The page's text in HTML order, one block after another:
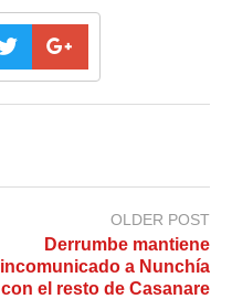
OLDER POST
Derrumbe mantiene
incomunicado a Nunchía
con el resto de Casanare